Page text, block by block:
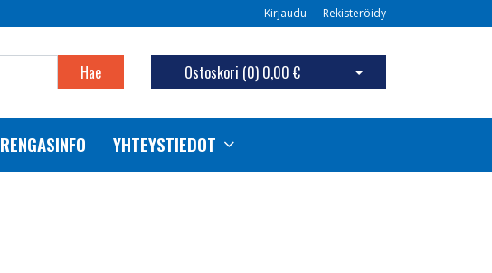
Kirjaudu Rekisteröidy
Hae Ostoskori (0) 0,00 € Avaa ostoskori
RENGASINFO YHTEYSTIEDOT